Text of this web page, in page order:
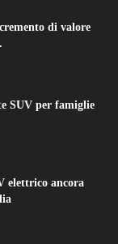
di valore
SUV per famiglie
elettrico ancora